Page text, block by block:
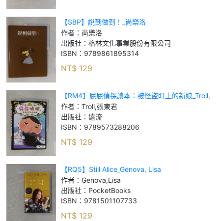
【SBP】說到做到！_尚樂洛
作者： 尚樂洛
出版社： 格林文化事業股份有限公司
ISBN： 9789861895314
NT$ 129
【RM4】屁屁偵探讀本：被怪盜盯上的新娘_Troll,
張東君
作者： Troll,張東君
出版社： 遠流
ISBN： 9789573288206
NT$ 129
【RQ5】Still Alice_Genova, Lisa
作者： Genova,Lisa
出版社： PocketBooks
ISBN： 9781501107733
NT$ 129